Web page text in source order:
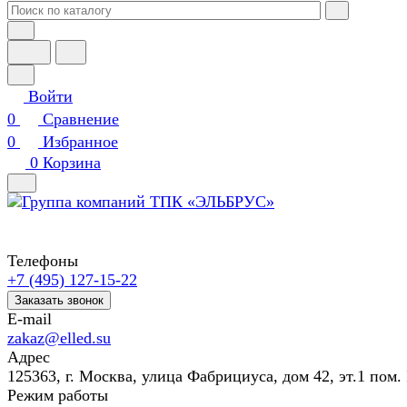
Войти
0
Сравнение
0
Избранное
0 Корзина
Телефоны
+7 (495) 127-15-22
Заказать звонок
E-mail
zakaz@elled.su
Адрес
125363, г. Москва, улица Фабрициуса, дом 42, эт.1
Режим работы